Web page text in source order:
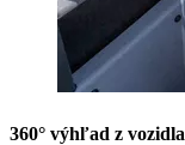
360° výhľad z vozidla